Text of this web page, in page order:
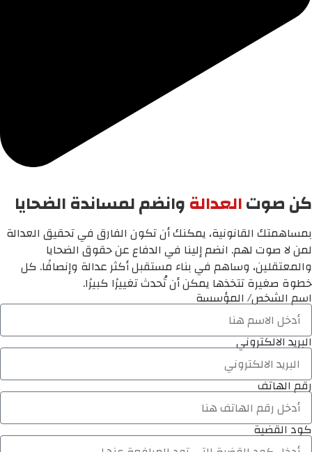
كن صوتالعدالةوانضم لمساندة الضحايا
بمساهمتك القانونية، يمكنك أن تكون الفارق في تحقيق العدالة
لمن لا صوت لهم. انضم إلينا في الدفاع عن حقوق الضحايا
والمعتقلين، وساهم في بناء مستقبل أكثر عدالة وإنصافًا. كل
خطوة صغيرة تتخذها يمكن أن تُحدث تغييرًا كبيرًا.
اسم الشخص/ المؤسسة
البريد الالكتروني
رقم الهاتف
كود القضية